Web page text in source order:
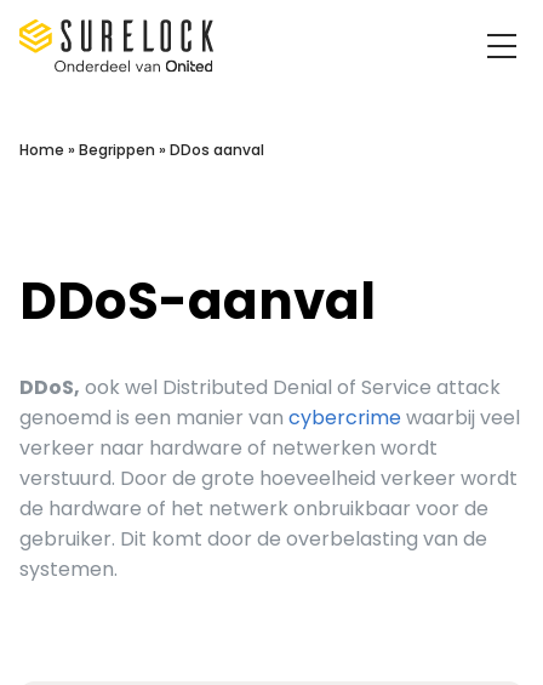
Surelock IT Security Services
Home » Begrippen » DDos aanval
DDoS-aanval
DDoS, ook wel Distributed Denial of Service attack
genoemd is een manier van cybercrimewaarbij veel
verkeer naar hardware of netwerken wordt
verstuurd. Door de grote hoeveelheid verkeer wordt
de hardware of het netwerk onbruikbaar voor de
gebruiker. Dit komt door de overbelasting van de
systemen.